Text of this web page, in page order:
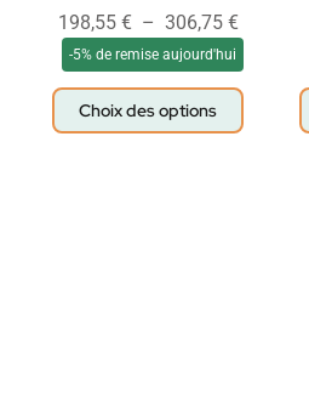
198,55 € – 306,75 €
-5% de remise aujourd'hui
Choix des options